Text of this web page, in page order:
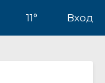
11° Вход